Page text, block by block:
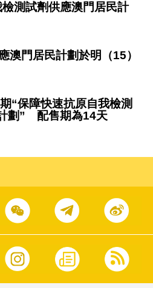
測試劑供應澳門居民計
澳門居民計劃於明（15）
“保障快速抗原自我檢測
劃” 配售期為14天